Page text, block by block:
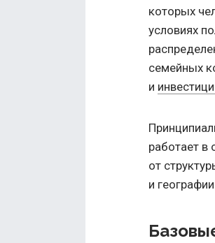
которых
условиях
семейных
и
работает в
от
и